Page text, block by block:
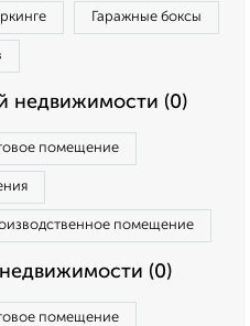
Гаражные боксы
недвижимости (0)
помещение
помещение
(0)
помещение